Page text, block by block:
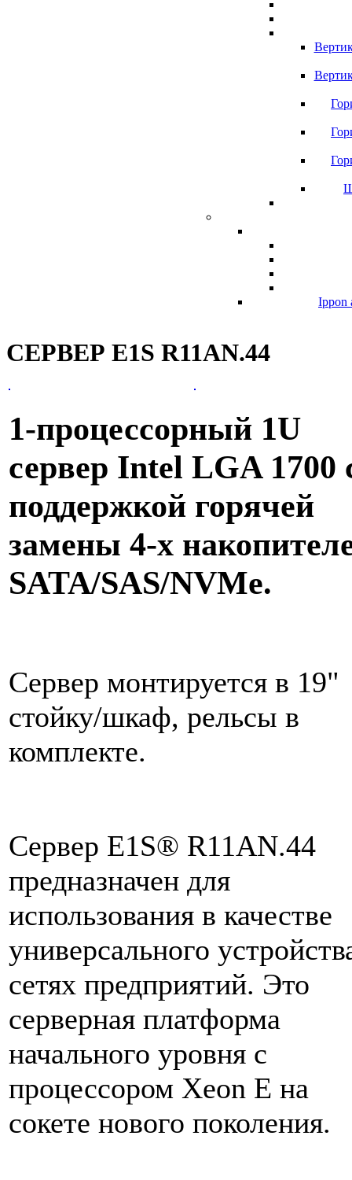
Ippon
СЕРВЕР E1S R11AN.44
1-процессорный 1U
сервер Intel LGA 1700
поддержкой горячей
замены 4-х
SATA/SAS/NVMe.
Сервер монтируется в 19"
стойку/шкаф, рельсы в
комплекте.
Сервер E1S® R11AN.44
предназначен для
использования в качестве
универсального
сетях предприятий. Это
серверная платформа
начального уровня с
процессором Xeon E на
сокете нового поколения.